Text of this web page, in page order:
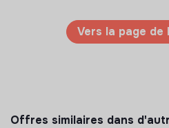
Vers la page
Offres similaires dans